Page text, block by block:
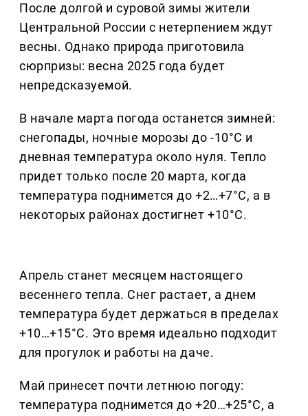
После долгой и суровой зимы жители
Центральной России с нетерпением ждут
весны. Однако природа приготовила
сюрпризы: весна 2025 года будет
непредсказуемой.
В начале марта погода останется зимней:
снегопады, ночные морозы до -10°C и
дневная температура около нуля. Тепло
придет только после 20 марта, когда
температура поднимется до +2…+7°C, а в
некоторых районах достигнет +10°C.
Апрель станет месяцем настоящего
весеннего тепла. Снег растает, а днем
температура будет держаться в пределах
+10…+15°C. Это время идеально подходит
для прогулок и работы на даче.
Май принесет почти летнюю погоду:
температура поднимется до +20…+25°C, а